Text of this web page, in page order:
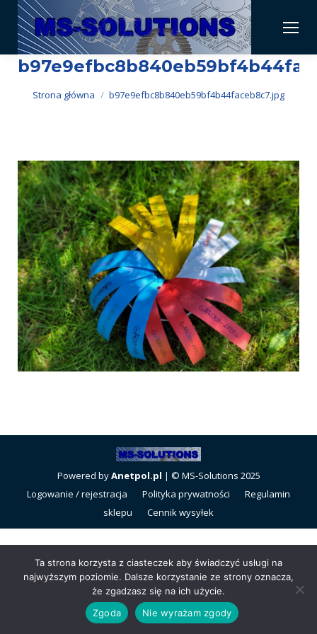
Jesteś tutaj:
Strona główna b97e9efbc8b840eb59bf4b44faceb8c7.jpg
Powered byAnetpol.pl | © MS-Solutions 2025
Logowanie / rejestracja
Polityka prywatności
Regulamin
sklepu
Cennik wysyłek
Ta strona korzysta z ciasteczek aby świadczyć usługi na
najwyższym poziomie. Dalsze korzystanie ze strony oznacza,
że zgadzasz się na ich użycie.
Zgoda
Nie wyrażam zgody